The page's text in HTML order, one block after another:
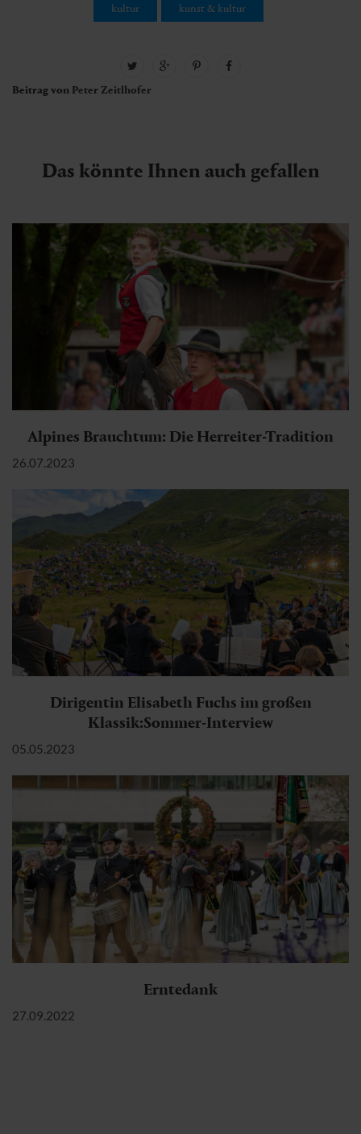
kultur kunst & kultur
Beitrag von Peter Zeitlhofer
Das könnte Ihnen auch gefallen
Alpines Brauchtum: Die Herreiter-Tradition
26.07.2023
Dirigentin Elisabeth Fuchs im großen
Klassik:Sommer-Interview
05.05.2023
Erntedank
27.09.2022